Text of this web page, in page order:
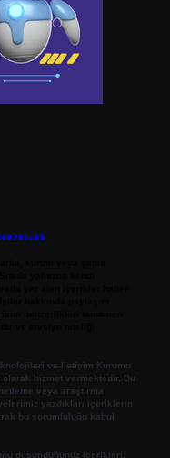
ve İletişim Kurumu
olarak hizmet vermektedir. Bu
veya araştırma
yazdıkları içeriklerin
bu sorumluluğu kabul
düşündüğünüz içerikleri,